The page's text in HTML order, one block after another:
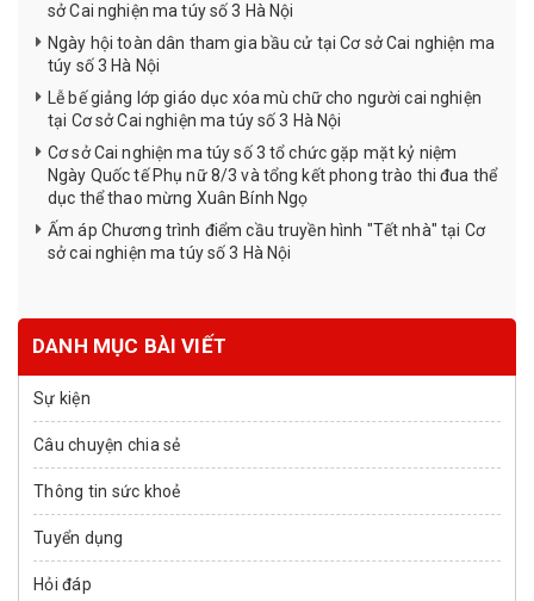
sở Cai nghiện ma túy số 3 Hà Nội
Ngày hội toàn dân tham gia bầu cử tại Cơ sở Cai nghiện ma
túy số 3 Hà Nội
Lễ bế giảng lớp giáo dục xóa mù chữ cho người cai nghiện
tại Cơ sở Cai nghiện ma túy số 3 Hà Nội
Cơ sở Cai nghiện ma túy số 3 tổ chức gặp mặt kỷ niệm
Ngày Quốc tế Phụ nữ 8/3 và tổng kết phong trào thi đua thể
dục thể thao mừng Xuân Bính Ngọ
Ấm áp Chương trình điểm cầu truyền hình "Tết nhà" tại Cơ
sở cai nghiện ma túy số 3 Hà Nội
DANH MỤC BÀI VIẾT
Sự kiện
Câu chuyện chia sẻ
Thông tin sức khoẻ
Tuyển dụng
Hỏi đáp